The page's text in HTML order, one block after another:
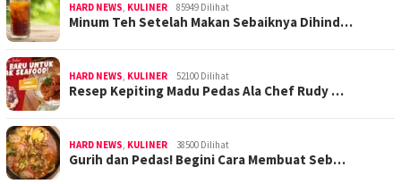
HARD NEWS, KULINER 85949 Dilihat
Minum Teh Setelah Makan Sebaiknya Dihind…
HARD NEWS, KULINER 52100 Dilihat
Resep Kepiting Madu Pedas Ala Chef Rudy …
HARD NEWS, KULINER 38500 Dilihat
Gurih dan Pedas! Begini Cara Membuat Seb…